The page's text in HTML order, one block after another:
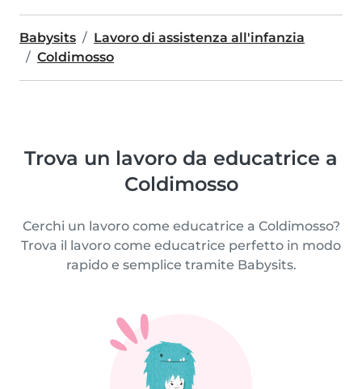
Babysits
Lavoro di assistenza all'infanzia
Coldimosso
Trova un lavoro da educatrice a
Coldimosso
Cerchi un lavoro come educatrice a Coldimosso?
Trova il lavoro come educatrice perfetto in modo
rapido e semplice tramite Babysits.